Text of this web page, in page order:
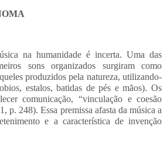
na humanidade é incerta. Uma das
sons organizados surgiram como
produzidos pela natureza, utilizando-
estalos, batidas de pés e mãos). Os
comunicação, “vinculação e coesão
p. 248). Essa premissa afasta da música a
e a característica de invenção